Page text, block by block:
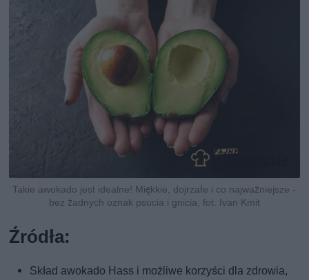
Takie awokado jest idealne! Miękkie, dojrzałe i co najważniejsze -
bez żadnych oznak psucia i gnicia, fot. Ivan Kmit
Źródła:
Skład awokado Hass i możliwe korzyści dla zdrowia,